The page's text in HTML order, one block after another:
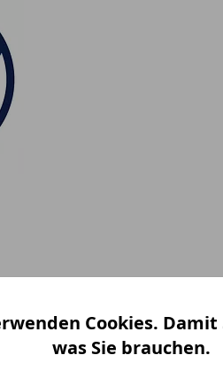
Cookies.
was Sie brauchen.